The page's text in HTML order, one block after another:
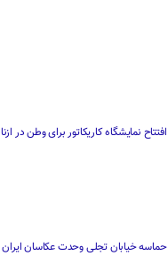
افتتاح نمایشگاه کاریکاتور برای وطن در ازنا
حماسه خیابان تجلی وحدت عکاسان ایران